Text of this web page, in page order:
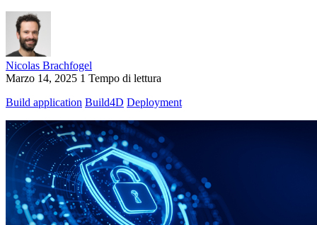
Nicolas Brachfogel
Marzo 14, 2025 1 Tempo di lettura
Build application Build4D Deployment